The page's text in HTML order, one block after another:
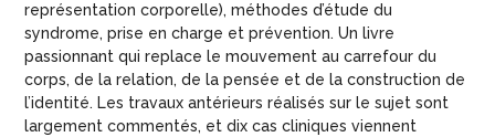
représentation corporelle), méthodes d’étude du
syndrome, prise en charge et prévention. Un livre
passionnant qui replace le mouvement au carrefour du
corps, de la relation, de la pensée et de la construction de
l’identité. Les travaux antérieurs réalisés sur le sujet sont
largement commentés, et dix cas cliniques viennent